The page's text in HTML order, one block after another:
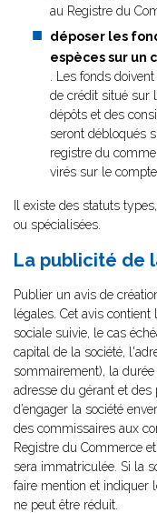
au Registre du
déposer les
espèces sur un
. Les fonds
de crédit situé sur
dépôts et des
seront débloqués
registre du
virés sur le
Il existe des statuts
ou spécialisées.
La publicité de
Publier un avis de
légales. Cet avis
sociale suivie, le cas
capital de la société,
sommairement), la
adresse du gérant et des
d’engager la société
des commissaires aux
Registre du Commerce
sera immatriculée. Si la
faire mention et indiquer
ne peut être réduit.